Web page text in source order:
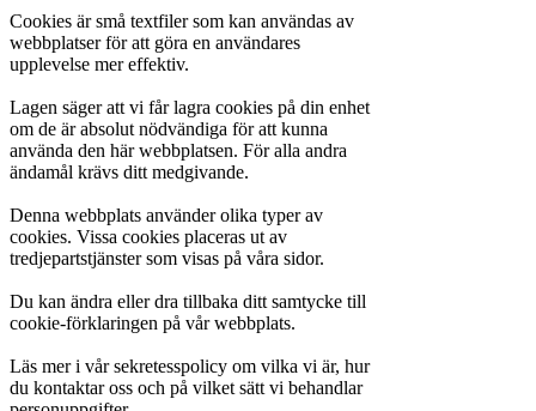
Cookies är små textfiler som kan användas av
webbplatser för att göra en användares
upplevelse mer effektiv.
Lagen säger att vi får lagra cookies på din enhet
om de är absolut nödvändiga för att kunna
använda den här webbplatsen. För alla andra
ändamål krävs ditt medgivande.
Denna webbplats använder olika typer av
cookies. Vissa cookies placeras ut av
tredjepartstjänster som visas på våra sidor.
Du kan ändra eller dra tillbaka ditt samtycke till
cookie-förklaringen på vår webbplats.
Läs mer i vår sekretesspolicy om vilka vi är, hur
du kontaktar oss och på vilket sätt vi behandlar